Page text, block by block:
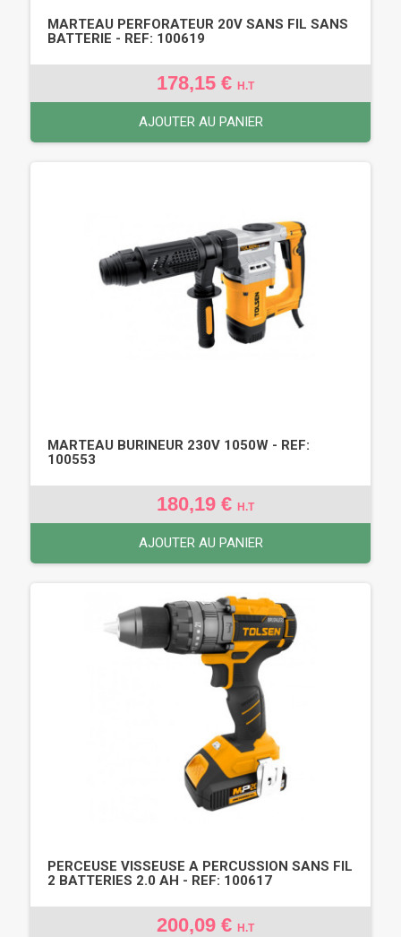
MARTEAU PERFORATEUR 20V SANS FIL SANS
BATTERIE - REF: 100619
178,15 € H.T
AJOUTER AU PANIER
MARTEAU BURINEUR 230V 1050W - REF:
100553
180,19 € H.T
AJOUTER AU PANIER
PERCEUSE VISSEUSE A PERCUSSION SANS FIL
2 BATTERIES 2.0 AH - REF: 100617
200,09 € H.T